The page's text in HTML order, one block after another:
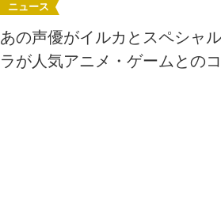
ニュース
あの声優がイルカとスペシャ
ラが人気アニメ・ゲームとの